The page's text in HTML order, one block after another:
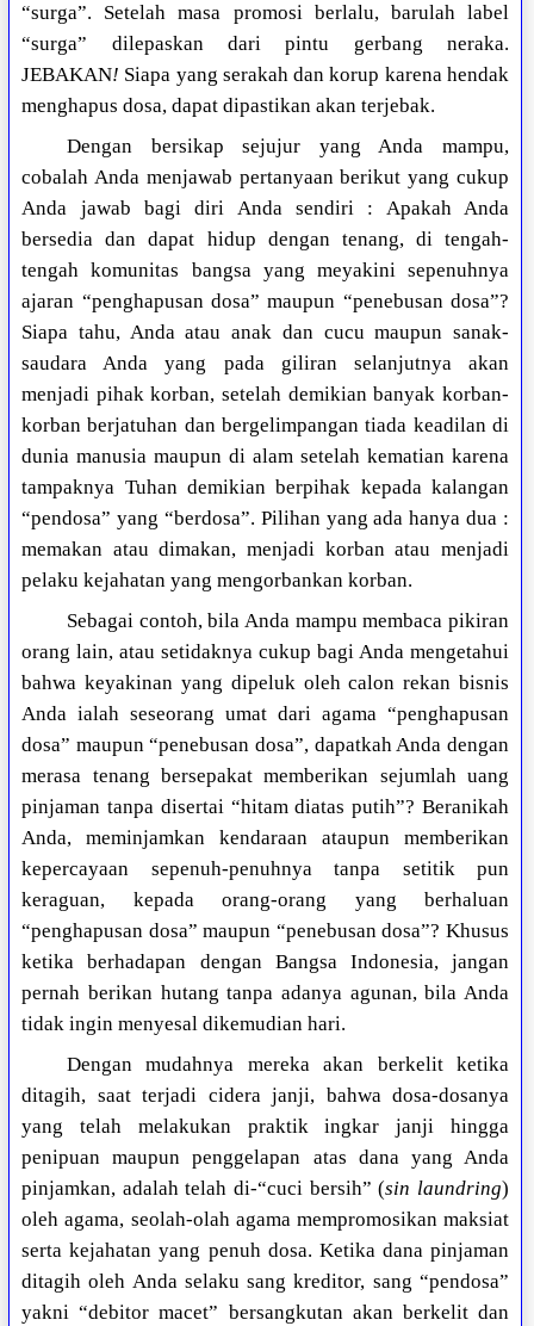
“surga”. Setelah masa promosi berlalu, barulah label
“surga” dilepaskan dari pintu gerbang neraka.
JEBAKAN! Siapa yang serakah dan korup karena hendak
menghapus dosa, dapat dipastikan akan terjebak.
Dengan bersikap sejujur yang Anda mampu,
cobalah Anda menjawab pertanyaan berikut yang cukup
Anda jawab bagi diri Anda sendiri : Apakah Anda
bersedia dan dapat hidup dengan tenang, di tengah-
tengah komunitas bangsa yang meyakini sepenuhnya
ajaran “penghapusan dosa” maupun “penebusan dosa”?
Siapa tahu, Anda atau anak dan cucu maupun sanak-
saudara Anda yang pada giliran selanjutnya akan
menjadi pihak korban, setelah demikian banyak korban-
korban berjatuhan dan bergelimpangan tiada keadilan di
dunia manusia maupun di alam setelah kematian karena
tampaknya Tuhan demikian berpihak kepada kalangan
“pendosa” yang “berdosa”. Pilihan yang ada hanya dua :
memakan atau dimakan, menjadi korban atau menjadi
pelaku kejahatan yang mengorbankan korban.
Sebagai contoh, bila Anda mampu membaca pikiran
orang lain, atau setidaknya cukup bagi Anda mengetahui
bahwa keyakinan yang dipeluk oleh calon rekan bisnis
Anda ialah seseorang umat dari agama “penghapusan
dosa” maupun “penebusan dosa”, dapatkah Anda dengan
merasa tenang bersepakat memberikan sejumlah uang
pinjaman tanpa disertai “hitam diatas putih”? Beranikah
Anda, meminjamkan kendaraan ataupun memberikan
kepercayaan sepenuh-penuhnya tanpa setitik pun
keraguan, kepada orang-orang yang berhaluan
“penghapusan dosa” maupun “penebusan dosa”? Khusus
ketika berhadapan dengan Bangsa Indonesia, jangan
pernah berikan hutang tanpa adanya agunan, bila Anda
tidak ingin menyesal dikemudian hari.
Dengan mudahnya mereka akan berkelit ketika
ditagih, saat terjadi cidera janji, bahwa dosa-dosanya
yang telah melakukan praktik ingkar janji hingga
penipuan maupun penggelapan atas dana yang Anda
pinjamkan, adalah telah di-“cuci bersih” (sin laundring)
oleh agama, seolah-olah agama mempromosikan maksiat
serta kejahatan yang penuh dosa. Ketika dana pinjaman
ditagih oleh Anda selaku sang kreditor, sang “pendosa”
yakni “debitor macet” bersangkutan akan berkelit dan